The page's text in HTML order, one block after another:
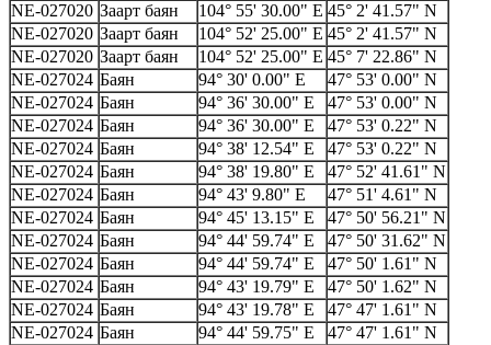
NE-027020 Заарт баян 104° 55' 30.00" E 45° 2' 41.57" N
NE-027020 Заарт баян 104° 52' 25.00" E 45° 2' 41.57" N
NE-027020 Заарт баян 104° 52' 25.00" E 45° 7' 22.86" N
NE-027024 Баян 94° 30' 0.00" E
47° 53' 0.00" N
NE-027024 Баян 94° 36' 30.00" E
47° 53' 0.00" N
NE-027024 Баян 94° 36' 30.00" E
47° 53' 0.22" N
NE-027024 Баян 94° 38' 12.54" E
47° 53' 0.22" N
NE-027024 Баян 94° 38' 19.80" E
47° 52' 41.61" N
NE-027024 Баян 94° 43' 9.80" E
47° 51' 4.61" N
NE-027024 Баян 94° 45' 13.15" E
47° 50' 56.21" N
NE-027024 Баян 94° 44' 59.74" E
47° 50' 31.62" N
NE-027024 Баян 94° 44' 59.74" E
47° 50' 1.61" N
NE-027024 Баян 94° 43' 19.79" E
47° 50' 1.62" N
NE-027024 Баян 94° 43' 19.78" E
47° 47' 1.61" N
NE-027024 Баян 94° 44' 59.75" E
47° 47' 1.61" N